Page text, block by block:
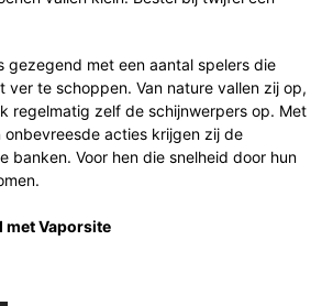
gezegend met een aantal spelers die
ver te schoppen. Van nature vallen zij op,
regelmatig zelf de schijnwerpers op. Met
onbevreesde acties krijgen zij de
banken. Voor hen die snelheid door hun
met Vaporsite